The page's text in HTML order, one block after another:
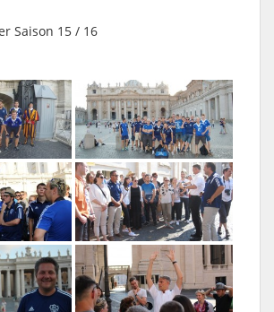
Saison 15 / 16